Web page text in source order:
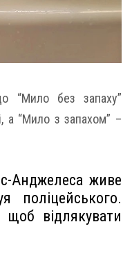
“Мило без запаху”
а “Мило з запахом” –
Анджелеса живе
поліцейського.
відлякувати